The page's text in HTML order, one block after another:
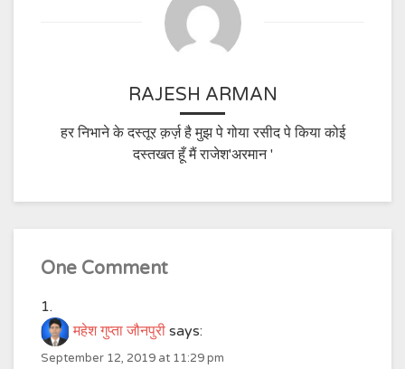
RAJESH ARMAN
हर निभाने के दस्तूर क़र्ज़ है मुझ पे गोया रसीद पे किया कोई
दस्तखत हूँ मैं राजेश'अरमान '
One Comment
महेश गुप्ता जौनपुरी says:
September 12, 2019 at 11:29 pm